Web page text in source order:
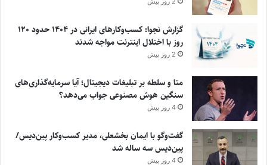
گزارش نجوا: کسب‌وکارهای ایرانی در ۱۴۰۴ حدود ۱۲۰
روز با اختلال اینترنت مواجه شدند
2 روز پیش
متا و سلطه بر تبلیغات دیجیتال؛ آیا سرمایه‌گذاری‌های
سنگین هوش مصنوعی جواب می‌دهد؟
4 روز پیش
گفت‌وگو با ایمان بخشعلی، مدیر کسب‌وکار پین‌دیس/
پین‌دیس سه ساله شد
4 روز پیش